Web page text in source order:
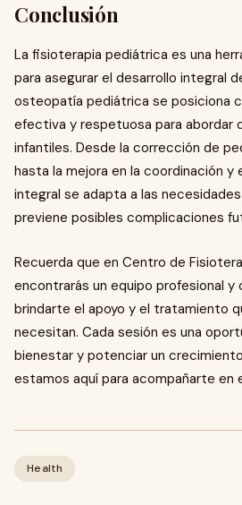
Conclusión
La fisioterapia pediátrica es una
para asegurar el desarrollo integral
osteopatía pediátrica se posiciona
efectiva y respetuosa para abordar
infantiles. Desde la corrección de
hasta la mejora en la coordinación y
integral se adapta a las
previene posibles complicaciones
Recuerda que en Centro de
encontrarás un equipo profesional y
brindarte el apoyo y el tratamiento
necesitan. Cada sesión es una
bienestar y potenciar un
estamos aquí para acompañarte en
Health